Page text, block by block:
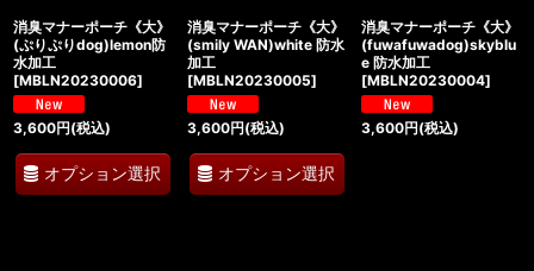
消臭マナーポーチ《大》
(ぷりぷりdog)lemon防
水加工
[MBLN20230006]
3,600円(税込)
オプション選択
消臭マナーポーチ《大》
(smily WAN)white 防水
加工
[MBLN20230005]
3,600円(税込)
オプション選択
消臭マナーポーチ《大》
(fuwafuwadog)skyblu
e 防水加工
[MBLN20230004]
3,600円(税込)